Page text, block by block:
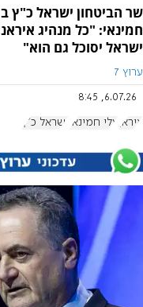
שר הביטחון ישראל כ"ץ
חמינאי: "כל מנהיג
ישראל יסוכל גם הוא"
ערוץ 7
6.07.26, 8:45
איראן עלי חמינאי ישראל כ"ץ